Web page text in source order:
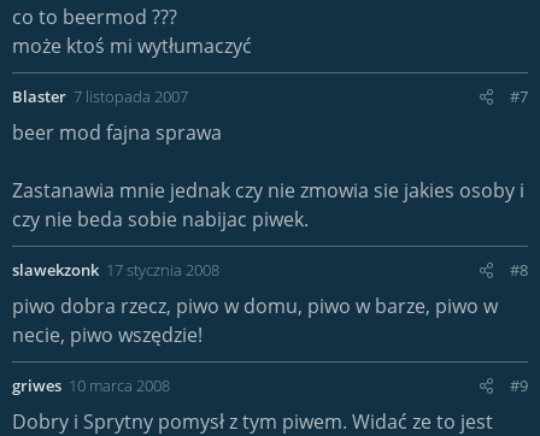
co to beermod ???
może ktoś mi wytłumaczyć
Blaster 7 listopada 2007 #7
beer mod fajna sprawa
Zastanawia mnie jednak czy nie zmowia sie jakies osoby i
czy nie beda sobie nabijac piwek.
slawekzonk 17 stycznia 2008 #8
piwo dobra rzecz, piwo w domu, piwo w barze, piwo w
necie, piwo wszędzie!
griwes 10 marca 2008 #9
Dobry i Sprytny pomysł z tym piwem. Widać ze to jest